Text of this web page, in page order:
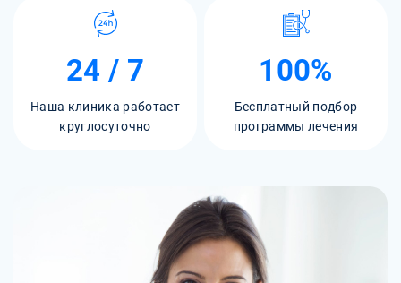
24 / 7
Наша клиника работает
круглосуточно
100%
Бесплатный подбор
программы лечения